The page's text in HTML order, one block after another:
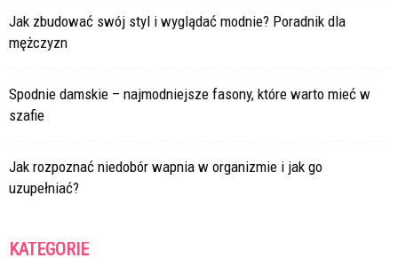
Jak zbudować swój styl i wyglądać modnie? Poradnik dla
mężczyzn
Spodnie damskie – najmodniejsze fasony, które warto mieć w
szafie
Jak rozpoznać niedobór wapnia w organizmie i jak go
uzupełniać?
KATEGORIE